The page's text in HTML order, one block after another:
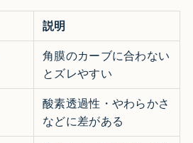
説明
角膜のカーブに合わない
とズレやすい
酸素透過性・やわらかさ
などに差がある